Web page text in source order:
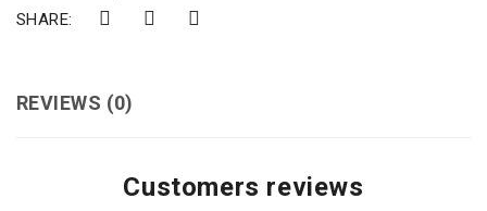
SHARE:
REVIEWS (0)
Customers reviews